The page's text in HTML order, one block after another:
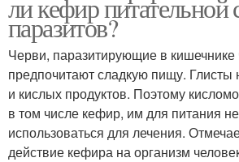
ли кефир питательной
паразитов?
Черви, паразитирующие в кишечнике
предпочитают сладкую пищу. Глисты
и кислых продуктов. Поэтому
в том числе кефир, им для питания
использоваться для лечения.
действие кефира на организм